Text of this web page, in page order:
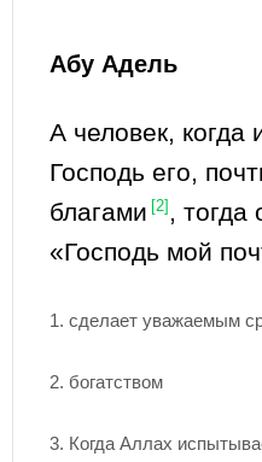
Абу Адель
А человек, когда
Господь его,
благами [2] , тогда
«Господь мой
1. сделает уважаемым
2. богатством
3. Когда Аллах